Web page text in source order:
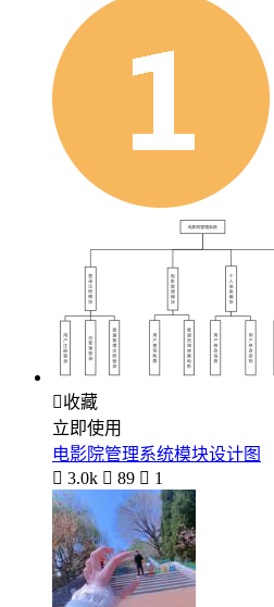
收藏
立即使用
电影院管理系统模块设计图
 3.0k  89  1